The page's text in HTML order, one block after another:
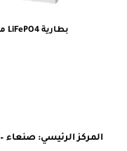
بطارية LiFePO4 موديل DL5.0C Pro – 5.12kWh | 51.2V
المركز الرئيسي: صنعاء